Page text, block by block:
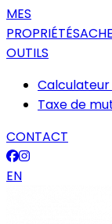
MES
PROPRIÉTÉS
OUTILS
Taxe de
CONTACT
EN